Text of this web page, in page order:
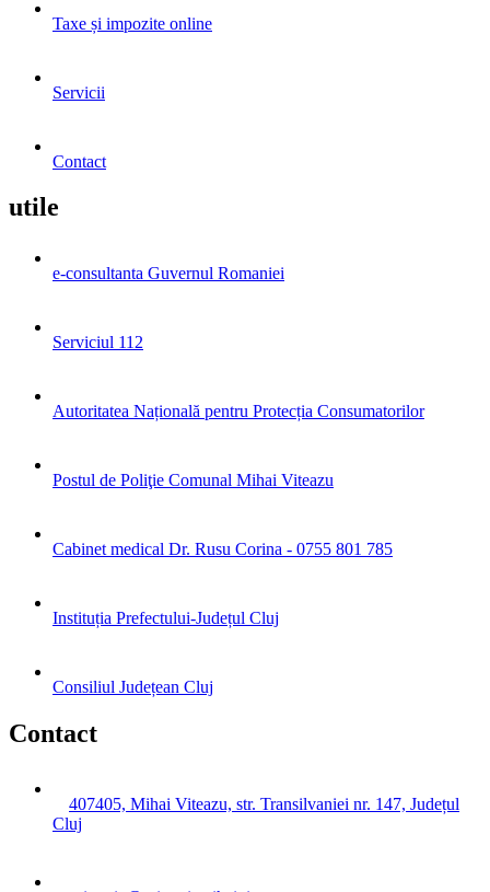
Taxe și impozite online
Servicii
Contact
utile
e-consultanta Guvernul Romaniei
Serviciul 112
Autoritatea Națională pentru Protecția Consumatorilor
Postul de Poliţie Comunal Mihai Viteazu
Cabinet medical Dr. Rusu Corina - 0755 801 785
Instituția Prefectului-Județul Cluj
Consiliul Județean Cluj
Contact
407405, Mihai Viteazu, str. Transilvaniei nr. 147, Județul
Cluj